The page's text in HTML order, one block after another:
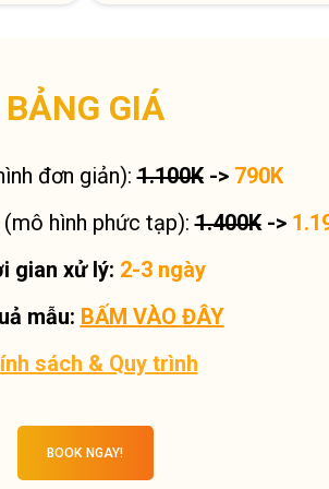
BẢNG GIÁ
đơn giản): 1.100K->790K
(mô hình phức tạp): 1.400K->
gian xử lý: 2-3 ngày
mẫu: BẤM VÀO ĐÂY
sách & Quy trình
BOOK NGAY!